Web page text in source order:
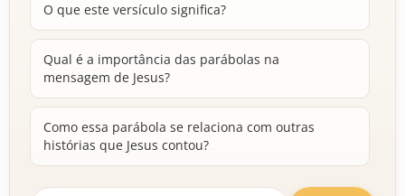
O que este versículo significa?
Qual é a importância das parábolas na
mensagem de Jesus?
Como essa parábola se relaciona com outras
histórias que Jesus contou?